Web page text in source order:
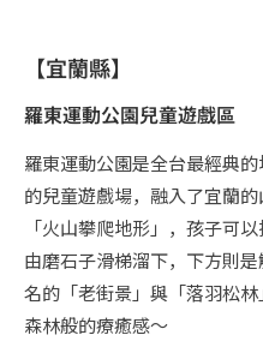
【宜蘭縣】
羅東運動公園兒童遊戲區
羅東運動公園是全台最經典
的兒童遊戲場，融入了宜蘭
「火山攀爬地形」，孩子可
由磨石子滑梯溜下，下方則
名的「老街景」與「落羽松
森林般的療癒感～